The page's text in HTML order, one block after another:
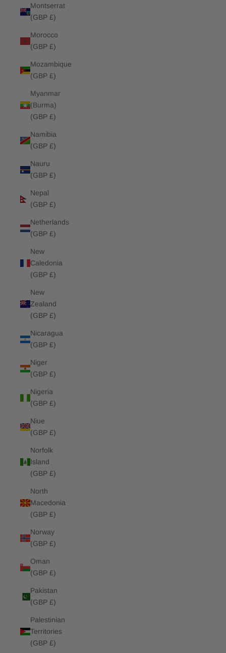
Montserrat
(GBP £)
Morocco
(GBP £)
Mozambique
(GBP £)
Myanmar
(Burma)
(GBP £)
Namibia
(GBP £)
Nauru
(GBP £)
Nepal
(GBP £)
Netherlands
(GBP £)
New
Caledonia
(GBP £)
New
Zealand
(GBP £)
Nicaragua
(GBP £)
Niger
(GBP £)
Nigeria
(GBP £)
Niue
(GBP £)
Norfolk
Island
(GBP £)
North
Macedonia
(GBP £)
Norway
(GBP £)
Oman
(GBP £)
Pakistan
(GBP £)
Palestinian
Territories
(GBP £)